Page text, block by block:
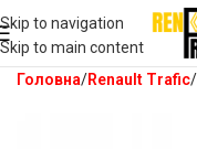
Skip to navigation
Skip to main content
Головна Renault Trafic